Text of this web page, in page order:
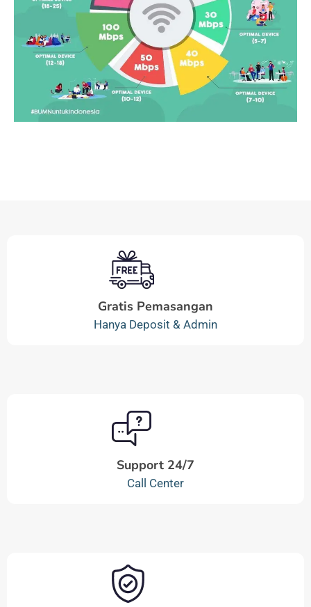
Gratis Pemasangan
Hanya Deposit & Admin
Support 24/7
Call Center